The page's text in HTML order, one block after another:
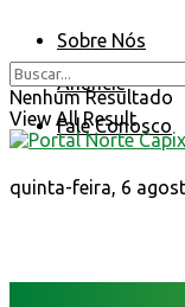
Sobre Nós
Anuncie
Fale Conosco
quinta-feira, 6
Nenhum Resultado
View All Result